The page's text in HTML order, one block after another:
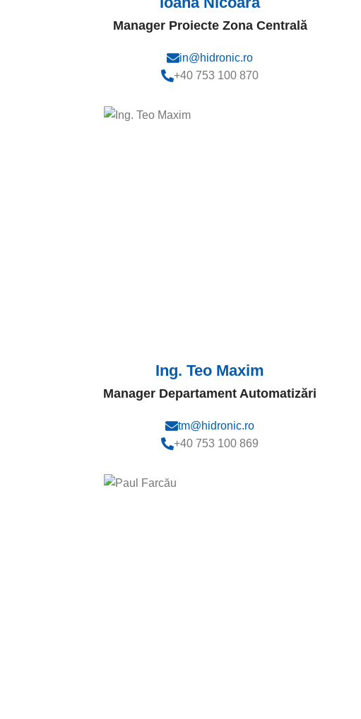
Manager Proiecte Zona Centrală
in@hidronic.ro
+40 753 100 870
Ing. Teo Maxim
Manager Departament Automatizări
tm@hidronic.ro
+40 753 100 869